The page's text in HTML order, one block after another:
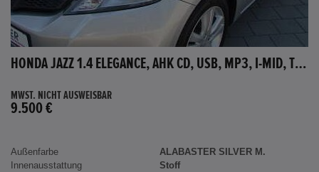
HONDA JAZZ 1.4 ELEGANCE, AHK CD, USB, MP3, I-MID, TEMPOMAT, AUX-IN
MWST. NICHT AUSWEISBAR
9.500 €
Außenfarbe
ALABASTER SILVER M.
Innenausstattung
Stoff